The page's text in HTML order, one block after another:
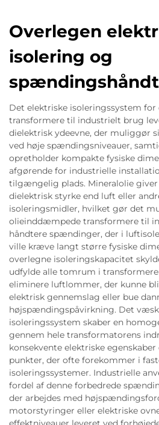
Overlegen
isolering og
Det elektriske isoleringssystem
transformere til industrielt brug
dielektrisk ydeevne, der muliggør
ved høje spændingsniveauer,
opretholder kompakte fysiske
afgørende for industrielle
tilgængelig plads. Mineralolie
dielektrisk styrke end luft eller
isoleringsmidler, hvilket gør det
olieinddæmpede transformere til
håndtere spændinger, der i
ville kræve langt større fysiske
overlegne isoleringskapacitet
udfylde alle tomrum i
eliminere luftlommer, der kunne
elektrisk gennemslag eller bue
højspændingspåvirkning. Det
isoleringssystem skaber en
gennem hele transformatorens
konsekvente elektriske
punkter, der ofte forekommer i
isoleringssystemer. Industrielle
fordel af denne forbedrede
der arbejdes med
motorstyringer eller elektriske